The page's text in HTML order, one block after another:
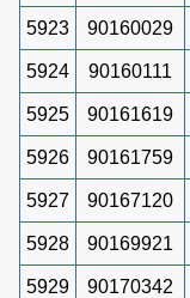
5923 90160029
5924 90160111
5925 90161619
5926 90161759
5927 90167120
5928 90169921
5929 90170342